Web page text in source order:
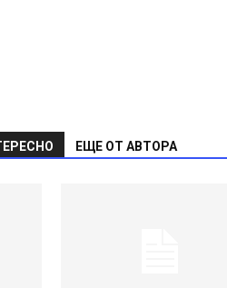
ЕЩЕ ОТ АВТОРА